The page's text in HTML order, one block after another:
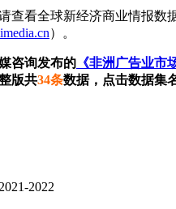
看全球新经济商业情报数
）。
咨询发布的 《非洲广告业市
版共34条数据，点击数据集
2022